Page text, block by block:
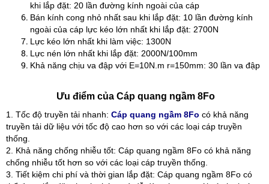
khi lắp đặt: 20 lần đường kính ngoài của cáp
Bán kính cong nhỏ nhất sau khi lắp đặt: 10 lần đường kính
ngoài của cáp lực kéo lớn nhất khi lắp đặt: 2700N
Lực kéo lớn nhất khi làm việc: 1300N
Lực nén lớn nhất khi lắp đặt: 2000N/100mm
Khả năng chịu va đập với E=10N.m r=150mm: 30 lần va đập
Ưu điểm của Cáp quang ngầm 8Fo
1. Tốc độ truyền tải nhanh: Cáp quang ngầm 8Fo có khả năng
truyền tải dữ liệu với tốc độ cao hơn so với các loại cáp truyền
thống.
2. Khả năng chống nhiễu tốt: Cáp quang ngầm 8Fo có khả năng
chống nhiễu tốt hơn so với các loại cáp truyền thống.
3. Tiết kiệm chi phí và thời gian lắp đặt: Cáp quang ngầm 8Fo có